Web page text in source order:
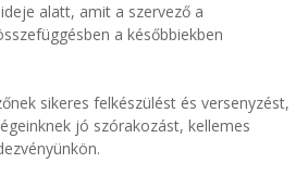
alatt, amit a szervező a
a későbbiekben
sikeres felkészülést és versenyzést,
jó szórakozást, kellemes